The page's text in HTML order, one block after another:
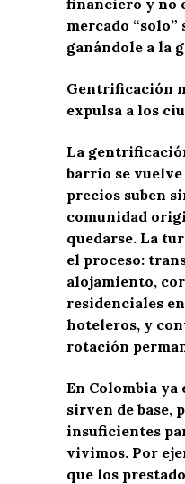
mercado
ganándole a la
Gentrificación
expulsa a los
La
barrio se vuelve
precios suben
comunidad
quedarse. La
el proceso:
alojamiento,
residenciales
hoteleros, y
rotación
En Colombia
sirven de base,
insuficientes
vivimos. Por
que los